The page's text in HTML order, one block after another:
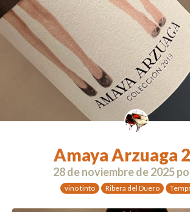
Amaya Arzuaga
28 de noviembre de 2025
vino tinto Ribera del Duero